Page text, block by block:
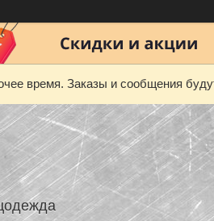
время. Заказы и сообщения